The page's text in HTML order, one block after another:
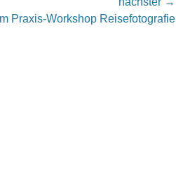
Praxis-Workshop Reisefotografie